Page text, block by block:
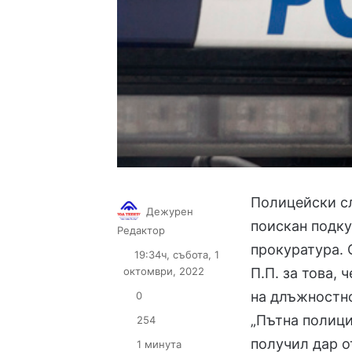
Полицейски
поискан
прокуратура.
П.П. за това,
на
„Пътна
получил дар
Дежурен
Редактор
X email
19:34ч, събота, 1
октомври, 2022
0
254
1 минута